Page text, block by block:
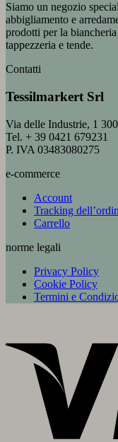
Siamo un negozio
abbigliamento e
prodotti per la
tappezzeria e tende.
Contatti
Tessilmarkert Srl
Via delle Industrie, 1
Tel. + 39 0421 679231
P. IVA 03483080275
e-commerce
Account
Tracking
Carrello
norme legali
Privacy Policy
Cookie Policy
Termini e